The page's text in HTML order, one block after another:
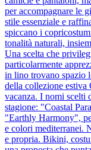
per accompagnare le
stile essenziale e
spiccano i
tonalità naturali,
Una scelta che
particolarmente
in lino trovano spazio
della collezione estiva
vacanza. I nomi scelti
stagione: "Coastal
"Earthly Harmony",
e colori mediterranei.
e propria. Bikini,